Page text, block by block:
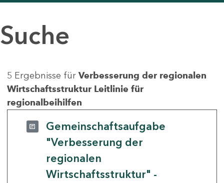
Suche
5 Ergebnisse für Verbesserung der regionalen
Wirtschaftsstruktur Leitlinie für
regionalbeihilfen
Gemeinschaftsaufgabe
"Verbesserung der
regionalen
Wirtschaftsstruktur" -